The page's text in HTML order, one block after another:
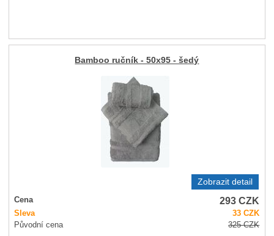
Bamboo ručník - 50x95 - šedý
Zobrazit detail
Cena 293CZK
Sleva 33CZK
Původní cena
325CZK